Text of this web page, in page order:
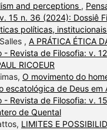
and perceptions ,
15 n. 36 (2024): Dossiê
políticas,
, A PRÁTICA ÉTICA
- Revista de Filosofia: v.
RICOEUR
O movimento do
escatológica de Deus em
- Revista de Filosofia: v.
de Quental
LIMITES E